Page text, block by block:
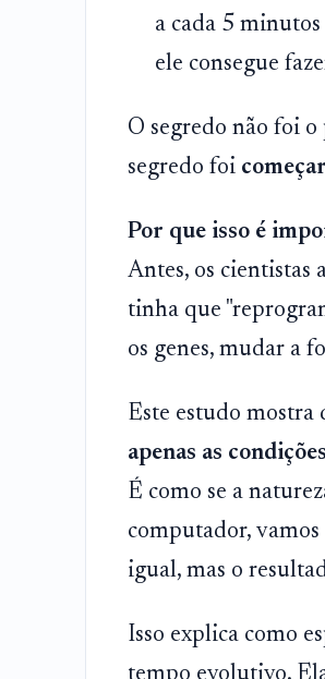
a cada 5
ele consegue
O segredo não foi
segredo foi
Por que isso é
Antes, os cientistas
tinha que
os genes, mudar a
Este estudo mostra
apenas as
É como se a
computador,
igual, mas o
Isso explica como